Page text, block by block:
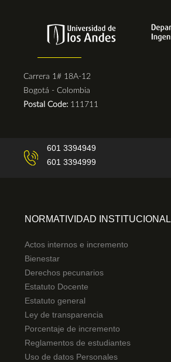
Carrera 1# 18A-12
Bogotá - Colombia
Postal Code: 111711
601 3394949
601 3394999
NORMATIVIDAD INSTITUCIONAL
Actos internos e incremento
Bienestar
Derechos pecunarios
Estatuto Docente
Estatuto general
Ley de transparencia
Porcentaje de incremento
Reglamentos de estudiantes
Uso de datos Personales